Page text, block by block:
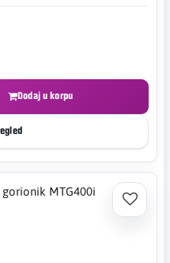
Dodaj u korpu